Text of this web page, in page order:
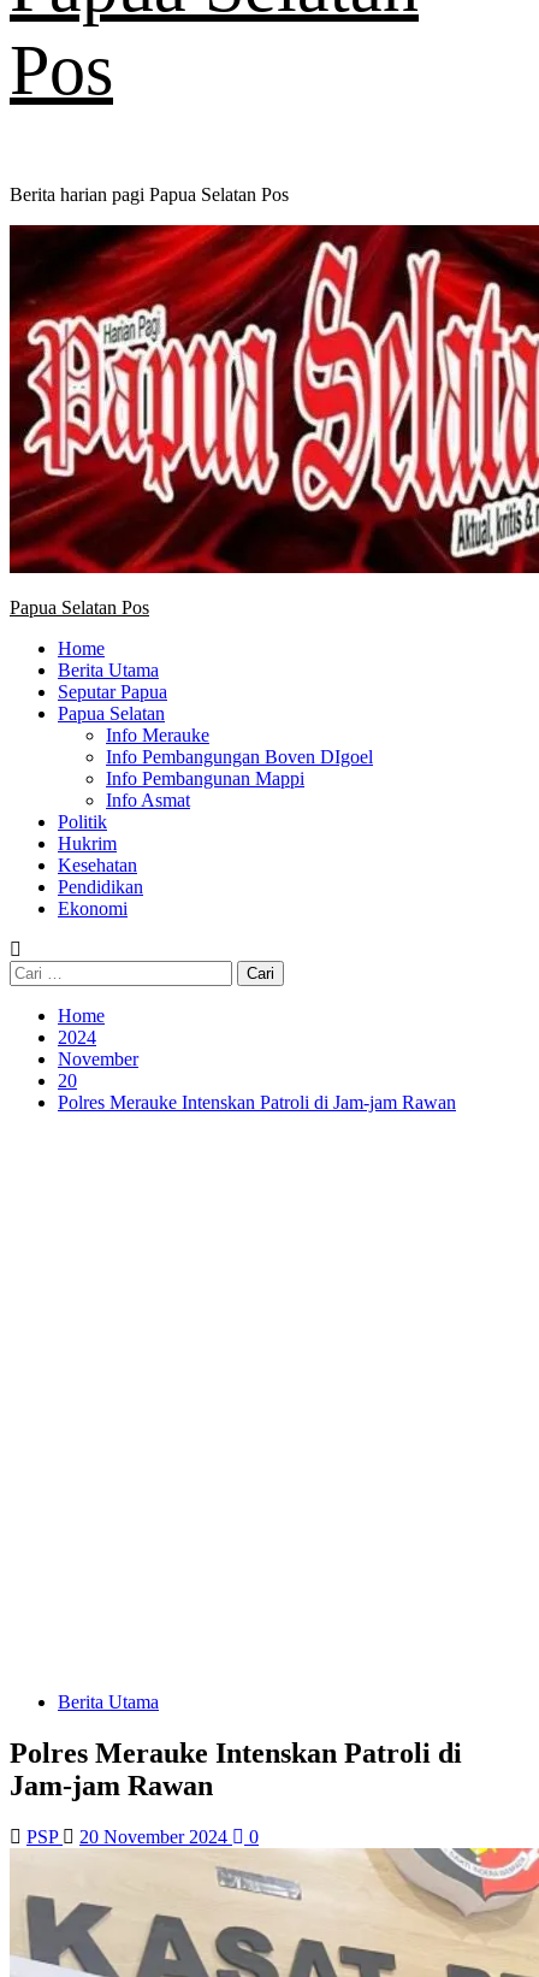
Pos
Berita harian pagi Papua Selatan Pos
Primary
Papua Selatan Pos
Home
Berita Utama
Seputar Papua
Papua Selatan
Info Merauke
Info Pembangungan Boven DIgoel
Info Pembangunan Mappi
Info Asmat
Politik
Hukrim
Kesehatan
Pendidikan
Ekonomi
Cari
untuk:
Home
2024
November
20
Polres Merauke Intenskan Patroli di Jam-jam Rawan
Berita Utama
Polres Merauke Intenskan Patroli di
Jam-jam Rawan
PSP 20 November 2024 0